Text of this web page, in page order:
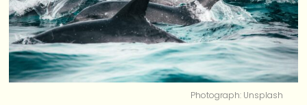
Photograph: Unsplash